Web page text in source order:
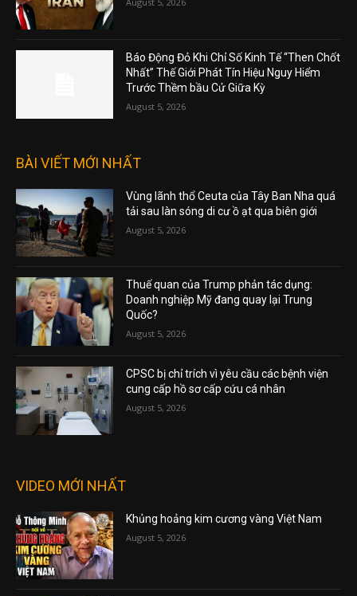
Báo Động Đỏ Khi Chỉ Số Kinh Tế “Then Chốt
Nhất” Thế Giới Phát Tín Hiệu Nguy Hiểm
Trước Thềm bầu Cử Giữa Kỳ
August 5, 2026
BÀI VIẾT MỚI NHẤT
Vùng lãnh thổ Ceuta của Tây Ban Nha quá
tải sau làn sóng di cư ồ ạt qua biên giới
August 5, 2026
Thuế quan của Trump phản tác dụng:
Doanh nghiệp Mỹ đang quay lại Trung
Quốc?
August 5, 2026
CPSC bị chỉ trích vì yêu cầu các bệnh viện
cung cấp hồ sơ cấp cứu cá nhân
August 5, 2026
VIDEO MỚI NHẤT
Khủng hoảng kim cương vàng Việt Nam
August 5, 2026